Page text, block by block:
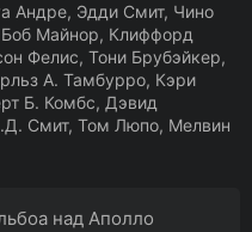
Андре, Эдди Смит, Чино
Майнор, Клиффорд
Фелис, Тони Брубэйкер,
А. Тамбурро, Кэри
Б. Комбс, Дэвид
Смит, Том Люпо, Мелвин
над Аполло